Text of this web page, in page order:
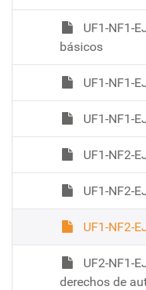
UF1-NF1-
básicos
UF1-NF1-
UF1-NF1-
UF1-NF2-
UF1-NF2-
UF1-NF2-
UF2-NF1-
derechos de